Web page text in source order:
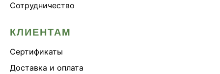
Сотрудничество
КЛИЕНТАМ
Сертификаты
Доставка и оплата